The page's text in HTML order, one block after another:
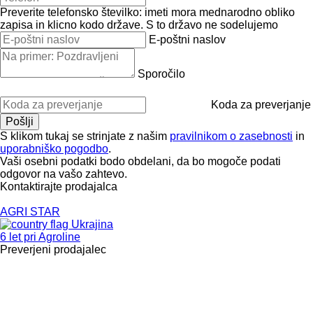
Preverite telefonsko številko: imeti mora mednarodno obliko
zapisa in klicno kodo države. S to državo ne sodelujemo
E-poštni naslov
Sporočilo
Koda za preverjanje
S klikom tukaj se strinjate z našim pravilnikom o zasebnosti in
uporabniško pogodbo.
Vaši osebni podatki bodo obdelani, da bo mogoče podati
odgovor na vašo zahtevo.
Kontaktirajte prodajalca
AGRI STAR
Ukrajina
6 let pri Agroline
Preverjeni prodajalec